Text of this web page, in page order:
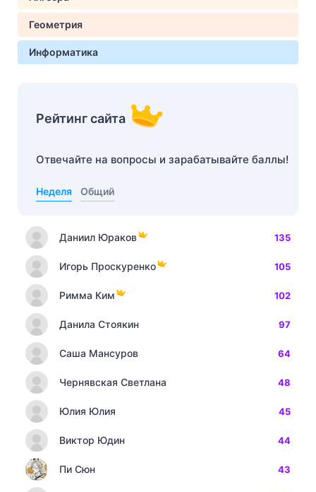
Геометрия
Информатика
Рейтинг сайта
Отвечайте на вопросы и зарабатывайте баллы!
Неделя Общий
Даниил Юраков 135
Игорь Проскуренко 105
Римма Ким 102
Данила Стоякин 97
Саша Мансуров 64
Чернявская Светлана 48
Юлия Юлия 45
Виктор Юдин 44
Пи Сюн 43